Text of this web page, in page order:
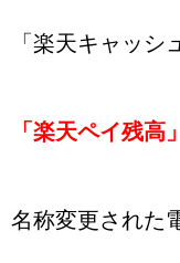
「楽天キャッシ
「楽天ペイ残高」
名称変更された